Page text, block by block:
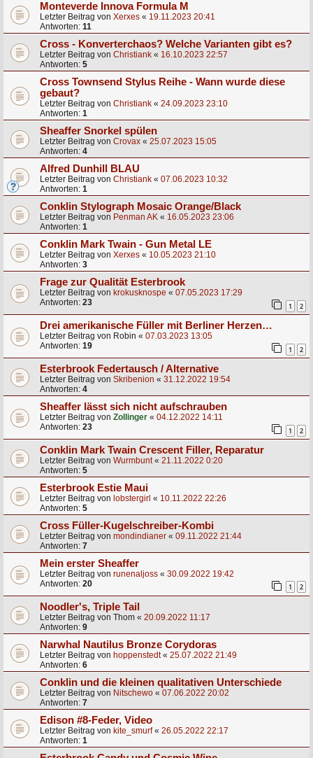
Monteverde Innova Formula M
Letzter Beitrag von Xerxes « 19.11.2023 20:41
Antworten: 11
Cross - Konverterchaos? Welche Varianten gibt es?
Letzter Beitrag von Christiank « 16.10.2023 22:57
Antworten: 5
Cross Townsend Stylus Reihe - Wann wurde diese
gebaut?
Letzter Beitrag von Christiank « 24.09.2023 23:10
Antworten: 1
Sheaffer Snorkel spülen
Letzter Beitrag von Crovax « 25.07.2023 15:05
Antworten: 4
Alfred Dunhill BLAU
Letzter Beitrag von Christiank « 07.06.2023 10:32
Antworten: 1
Conklin Stylograph Mosaic Orange/Black
Letzter Beitrag von Penman AK « 16.05.2023 23:06
Antworten: 1
Conklin Mark Twain - Gun Metal LE
Letzter Beitrag von Xerxes « 10.05.2023 21:10
Antworten: 3
Frage zur Qualität Esterbrook
Letzter Beitrag von krokusknospe « 07.05.2023 17:29
Antworten: 23 1 2
Drei amerikanische Füller mit Berliner Herzen…
Letzter Beitrag von Robin « 07.03.2023 13:05
Antworten: 19 1 2
Esterbrook Federtausch / Alternative
Letzter Beitrag von Skribenion « 31.12.2022 19:54
Antworten: 4
Sheaffer lässt sich nicht aufschrauben
Letzter Beitrag von Zollinger « 04.12.2022 14:11
Antworten: 23 1 2
Conklin Mark Twain Crescent Filler, Reparatur
Letzter Beitrag von Wurmbunt« 21.11.2022 0:20
Antworten: 5
Esterbrook Estie Maui
Letzter Beitrag von lobstergirl « 10.11.2022 22:26
Antworten: 5
Cross Füller-Kugelschreiber-Kombi
Letzter Beitrag von mondindianer « 09.11.2022 21:44
Antworten: 7
Mein erster Sheaffer
Letzter Beitrag von runenaljoss « 30.09.2022 19:42
Antworten: 20 1 2
Noodler's, Triple Tail
Letzter Beitrag von Thom « 20.09.2022 11:17
Antworten: 9
Narwhal Nautilus Bronze Corydoras
Letzter Beitrag von hoppenstedt« 25.07.2022 21:49
Antworten: 6
Conklin und die kleinen qualitativen Unterschiede
Letzter Beitrag von Nitschewo « 07.06.2022 20:02
Antworten: 7
Edison #8-Feder, Video
Letzter Beitrag von kite_smurf« 26.05.2022 22:17
Antworten: 1